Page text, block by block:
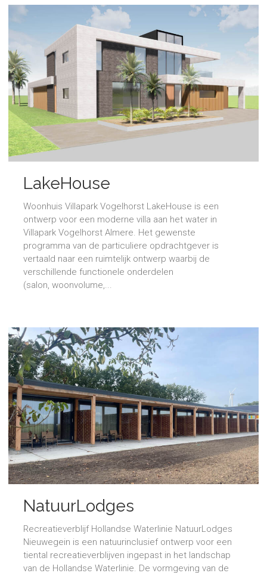
LakeHouse
Woonhuis Villapark Vogelhorst LakeHouse is een
ontwerp voor een moderne villa aan het water in
Villapark Vogelhorst Almere. Het gewenste
programma van de particuliere opdrachtgever is
vertaald naar een ruimtelijk ontwerp waarbij de
verschillende functionele onderdelen
(salon, woonvolume,...
NatuurLodges
Recreatieverblijf Hollandse Waterlinie NatuurLodges
Nieuwegein is een natuurinclusief ontwerp voor een
tiental recreatieverblijven ingepast in het landschap
van de Hollandse Waterlinie. De vormgeving van de